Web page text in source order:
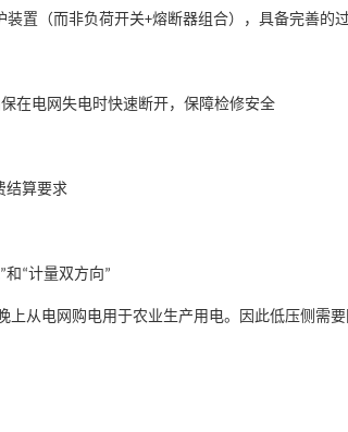
装置（而非负荷开关+熔断器组合），具备完善的
在电网失电时快速断开，保障检修安全
结算要求
”和 “计量双方向”
从电网购电用于农业生产用电。因此低压侧需要